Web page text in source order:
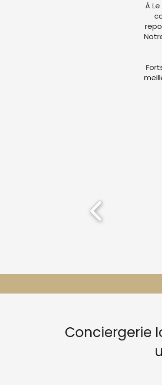
À
Conciergerie